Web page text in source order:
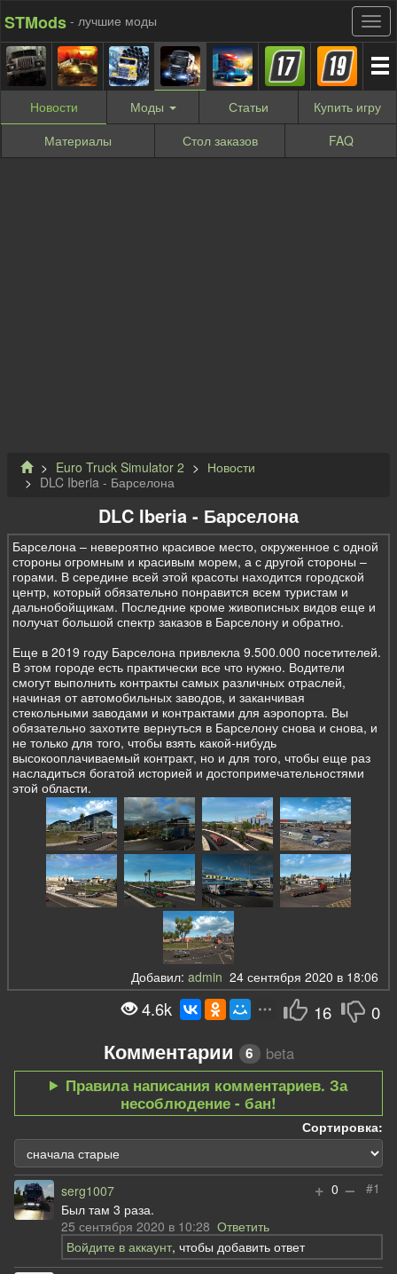
STMods - лучшие моды
Новости Моды Статьи Купить игру
Материалы
Стол заказов FAQ
Euro Truck Simulator 2
Новости
DLC Iberia - Барселона
DLC Iberia - Барселона
Барселона – невероятно красивое место, окруженное с одной
стороны огромным и красивым морем, а с другой стороны –
горами. В середине всей этой красоты находится городской
центр, который обязательно понравится всем туристам и
дальнобойщикам. Последние кроме живописных видов еще и
получат большой спектр заказов в Барселону и обратно.
Еще в 2019 году Барселона привлекла 9.500.000 посетителей.
В этом городе есть практически все что нужно. Водители
смогут выполнить контракты самых различных отраслей,
начиная от автомобильных заводов, и заканчивая
стекольными заводами и контрактами для аэропорта. Вы
обязательно захотите вернуться в Барселону снова и снова, и
не только для того, чтобы взять какой-нибудь
высокооплачиваемый контракт, но и для того, чтобы еще раз
насладиться богатой историей и достопримечательностями
этой области.
Добавил: admin 24 сентября 2020 в 18:06
16 0
4.6k
Комментарии 6
beta
Правила написания комментариев. За
несоблюдение - бан!
Сортировка:
#1
+ 0 –
serg1007
Был там 3 раза.
25 сентября 2020 в 10:28 Ответить
Войдите в аккаунт, чтобы добавить ответ